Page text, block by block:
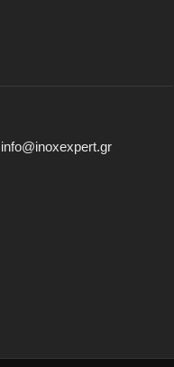
info@inoxexpert.gr